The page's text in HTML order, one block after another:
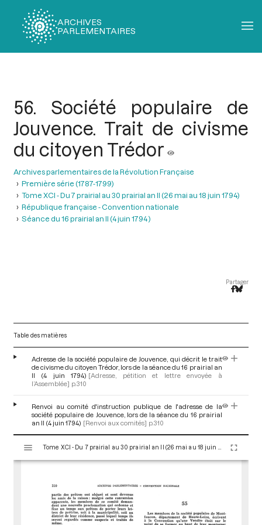
ARCHIVES
PARLEMENTAIRES
56. Société populaire de
Jouvence. Trait de civisme
du citoyen Trédor
Archives parlementaires de la Révolution Française
Première série (1787-1799)
Tome XCI - Du 7 prairial au 30 prairial an II (26 mai au 18 juin 1794)
République française - Convention nationale
Séance du 16 prairial an II (4 juin 1794 )
Partager
Table des matières
Adresse de la société populaire de Jouvence, qui décrit le trait
de civisme du citoyen Trédor, lors de la séance du 16 prairial an
II (4 juin 1794) [Adresse, pétition et lettre envoyée à
l’Assemblée] p.310
Renvoi au comité d'instruction publique de l'adresse de la
société populaire de Jouvence, lors de la séance du 16 prairial
an II (4 juin 1794) [Renvoi aux comités] p.310
s